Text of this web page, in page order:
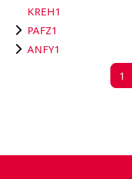
KREH1
PAFZ1
ANFY1
1